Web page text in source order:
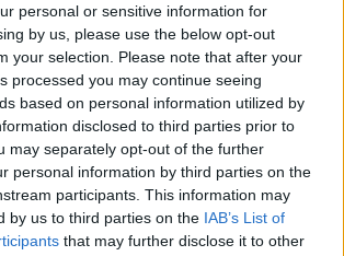
personal or sensitive information for
by us, please use the below opt-out
your selection. Please note that after your
processed you may continue seeing
based on personal information utilized by
disclosed to third parties prior to
may separately opt-out of the further
personal information by third parties on the
participants. This information may
by us to third parties on the IAB’s List of
that may further disclose it to other
Országos hírek
Nem az üres, hanem az okosan működő
épület energiatakarékos
Országos hírek